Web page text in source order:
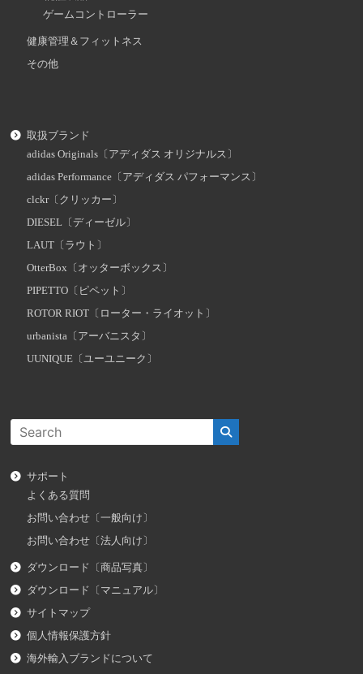
ゲームコントローラー
健康管理＆フィットネス
その他
取扱ブランド
adidas Originals〔アディダス オリジナルス〕
adidas Performance〔アディダス パフォーマンス〕
clckr〔クリッカー〕
DIESEL〔ディーゼル〕
LAUT〔ラウト〕
OtterBox〔オッターボックス〕
PIPETTO〔ピペット〕
ROTOR RIOT〔ローター・ライオット〕
urbanista〔アーバニスタ〕
UUNIQUE〔ユーユニーク〕
サポート
よくある質問
お問い合わせ〔一般向け〕
お問い合わせ〔法人向け〕
ダウンロード〔商品写真〕
ダウンロード〔マニュアル〕
サイトマップ
個人情報保護方針
海外輸入ブランドについて